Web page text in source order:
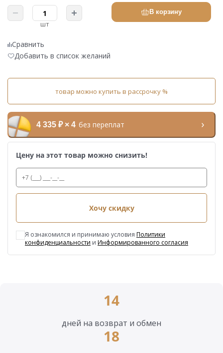
шт
В корзину
Сравнить
Добавить в список желаний
товар можно купить в рассрочку %
4 335 ₽ × 4 без переплат
Цену на этот товар можно снизить!
Хочу скидку
Я ознакомился и принимаю условия Политики
конфиденциальности и Информированного согласия
14
дней на возврат и обмен
18